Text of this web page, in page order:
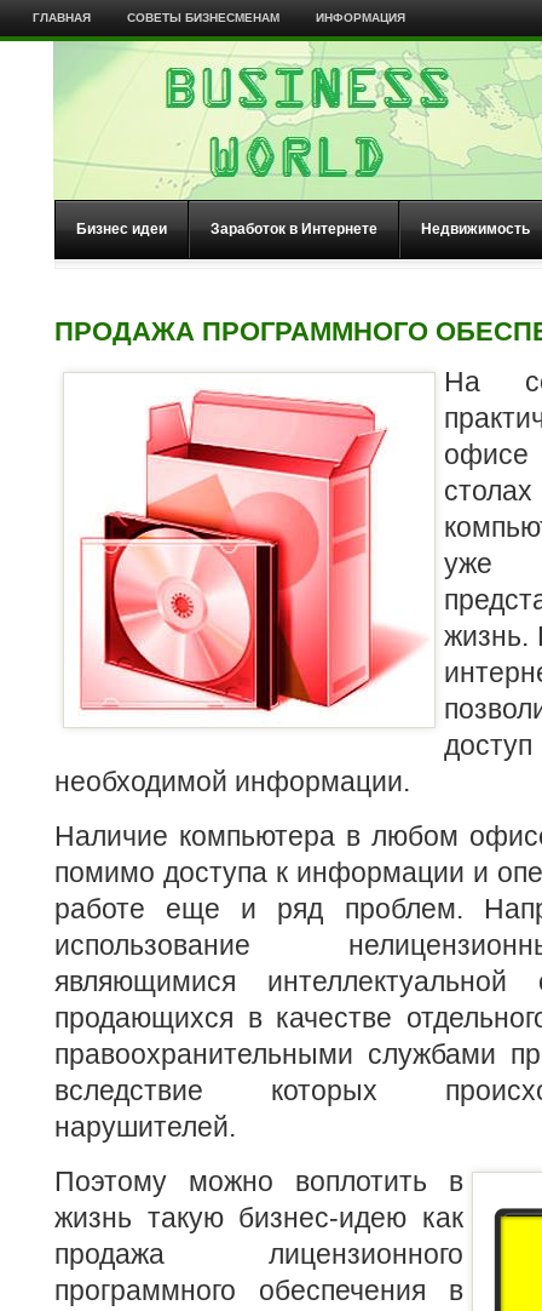
ГЛАВНАЯ СОВЕТЫ БИЗНЕСМЕНАМ ИНФОРМАЦИЯ
Бизнес идеи Заработок в Интернете Недвижимость
ПРОДАЖА ПРОГРАММНОГО
На
офисе
уже
жизнь.
необходимой информации.
Наличие компьютера в любом
помимо доступа к информации и
работе еще и ряд проблем.
использование
являющимися интеллектуальной
продающихся в качестве
правоохранительными службами
вследствие которых
нарушителей.
Поэтому можно воплотить в
жизнь такую бизнес-идею как
продажа лицензионного
программного обеспечения в